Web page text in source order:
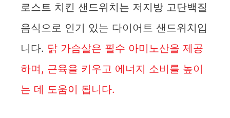
로스트 치킨 샌드위치는 저지방 고단백질
음식으로 인기 있는 다이어트 샌드위치입
니다. 닭 가슴살은 필수 아미노산을 제공
하며, 근육을 키우고 에너지 소비를 높이
는 데 도움이 됩니다.